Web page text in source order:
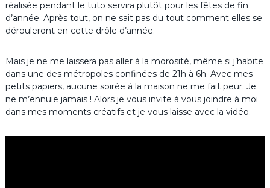
réalisée pendant le tuto servira plutôt pour les fêtes de fin
d’année. Après tout, on ne sait pas du tout comment elles se
dérouleront en cette drôle d’année.
Mais je ne me laissera pas aller à la morosité, même si j’habite
dans une des métropoles confinées de 21h à 6h. Avec mes
petits papiers, aucune soirée à la maison ne me fait peur. Je
ne m’ennuie jamais ! Alors je vous invite à vous joindre à moi
dans mes moments créatifs et je vous laisse avec la vidéo.